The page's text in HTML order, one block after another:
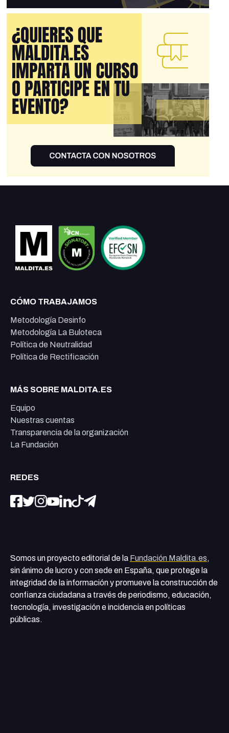
CÓMO TRABAJAMOS
Metodología Desinfo
Metodología La Buloteca
Política de Neutralidad
Política de Rectificación
MÁS SOBRE MALDITA.ES
Equipo
Nuestras cuentas
Transparencia de la organización
La Fundación
REDES
Somos un proyecto editorial de la Fundación Maldita.es,
sin ánimo de lucro y con sede en España, que protege la
integridad de la información y promueve la construcción de
confianza ciudadana a través de periodismo, educación,
tecnología, investigación e incidencia en políticas
públicas.